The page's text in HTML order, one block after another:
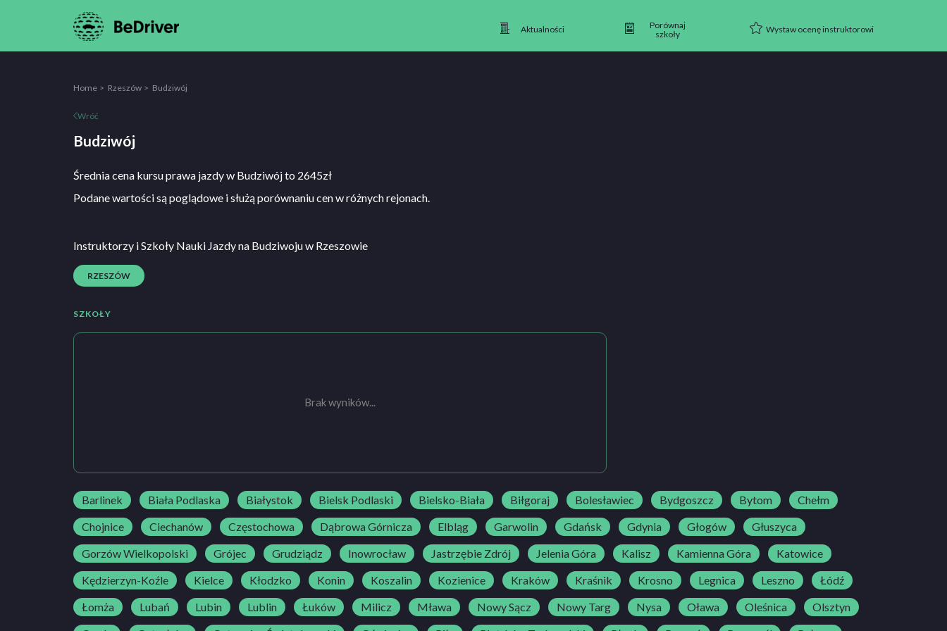
Aktualności
Porównaj
szkoły
Wystaw ocenę instruktorowi
Home Rzeszów Budziwój
Wróć
Budziwój
Średnia cena kursu prawa jazdy w Budziwój to 2645zł
Podane wartości są poglądowe i służą porównaniu cen w różnych rejonach.
Instruktorzy i Szkoły Nauki Jazdy na Budziwoju w Rzeszowie
RZESZÓW
SZKOŁY
Brak wyników...
Barlinek Biała Podlaska Białystok Bielsk Podlaski Bielsko-Biała Biłgoraj Bolesławiec Bydgoszcz Bytom
Chełm
Chojnice
Ciechanów Częstochowa Dąbrowa Górnicza Elbląg Garwolin Gdańsk Gdynia Głogów
Głuszyca
Gorzów Wielkopolski
Grójec Grudziądz Inowrocław Jastrzębie Zdrój Jelenia Góra Kalisz Kamienna Góra
Katowice
Kędzierzyn-Koźle
Kielce Kłodzko Konin Koszalin Kozienice Kraków Kraśnik Krosno Legnica Leszno
Łódź
Łomża
Lubań Lubin Lublin Łuków Milicz Mława Nowy Sącz Nowy Targ Nysa Oława Oleśnica
Olsztyn